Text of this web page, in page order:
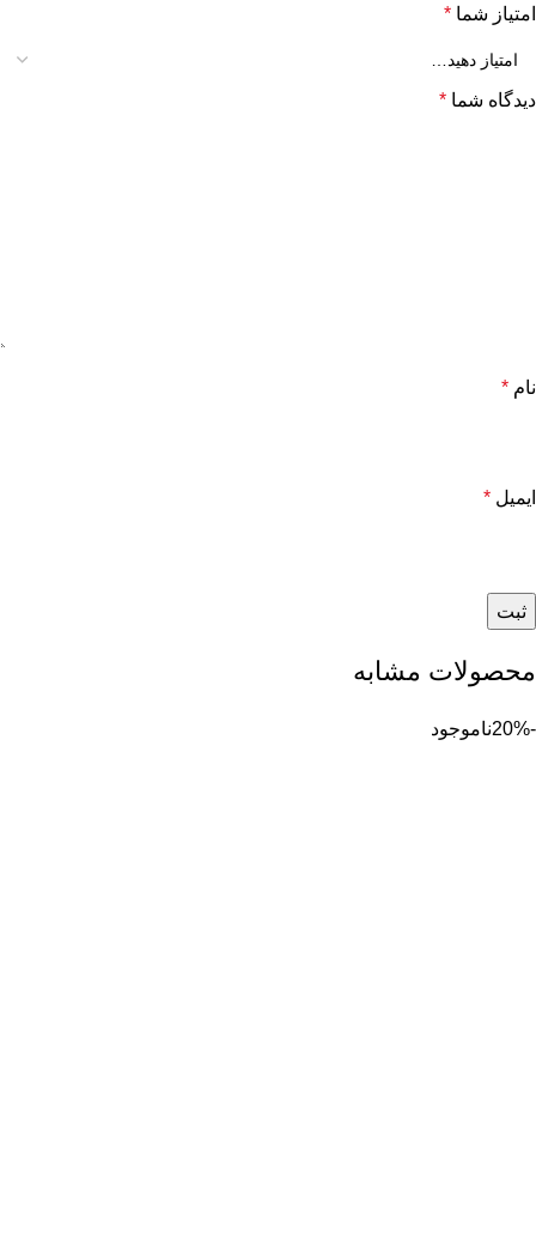
امتیاز شما *
دیدگاه شما *
نام *
ایمیل *
محصولات مشابه
-20% ناموجود